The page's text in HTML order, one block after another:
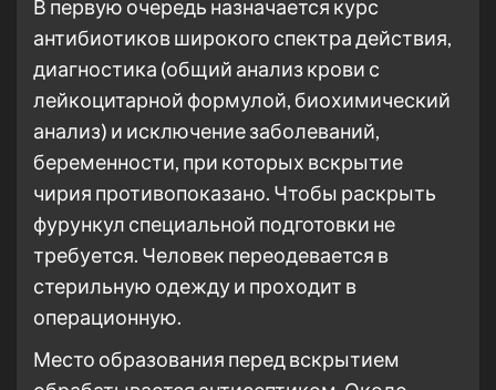
В первую очередь назначается курс
антибиотиков широкого спектра действия,
диагностика (общий анализ крови с
лейкоцитарной формулой, биохимический
анализ) и исключение заболеваний,
беременности, при которых вскрытие
чирия противопоказано. Чтобы раскрыть
фурункул специальной подготовки не
требуется. Человек переодевается в
стерильную одежду и проходит в
операционную.
Место образования перед вскрытием